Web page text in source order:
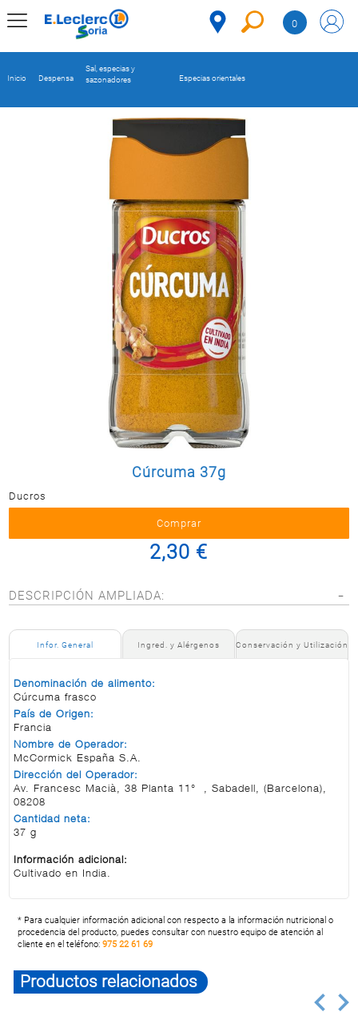
Postal
0
BAZAR
Inicio Despensa
Sal, especias y
sazonadores
Especias orientales
Cúrcuma 37g
Ducros
2,30 €
DESCRIPCIÓN AMPLIADA:
Infor. General Ingred. y Alérgenos Conservación y Utilización
Denominación de alimento:
Cúrcuma frasco
País de Origen:
Francia
Nombre de Operador:
McCormick España S.A.
Dirección del Operador:
Av. Francesc Macià, 38 Planta 11° , Sabadell, (Barcelona),
08208
Cantidad neta:
37 g
Información adicional:
Cultivado en India.
* Para cualquier información adicional con respecto a la información nutricional o
procedencia del producto, puedes consultar con nuestro equipo de atención al
cliente en el teléfono:975 22 61 69
Productos relacionados